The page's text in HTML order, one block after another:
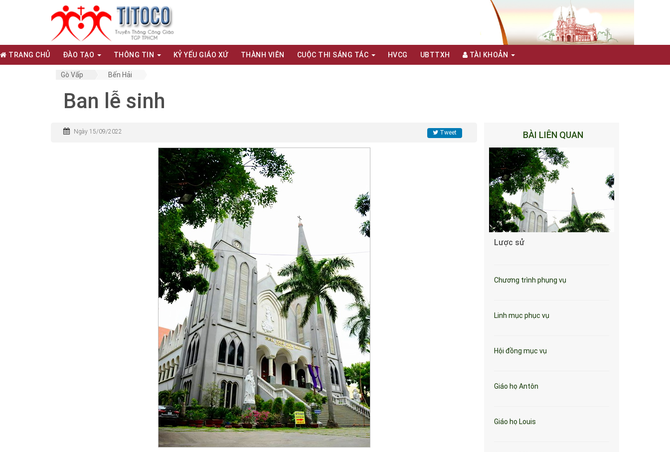
TRANG CHỦ ĐÀO TẠO THÔNG TIN KỶ YẾU GIÁO XỨ THÀNH VIÊN CUỘC THI SÁNG TÁC HVCG UBTTXH TÀI KHOẢN
Gò Vấp Bến Hải
Ban lễ sinh
Ngày 15/09/2022 Tweet BÀI LIÊN QUAN
Lược sử
Chương trình phụng vụ
Linh mục phục vụ
Hội đồng mục vụ
Giáo họ Antôn
Giáo họ Louis